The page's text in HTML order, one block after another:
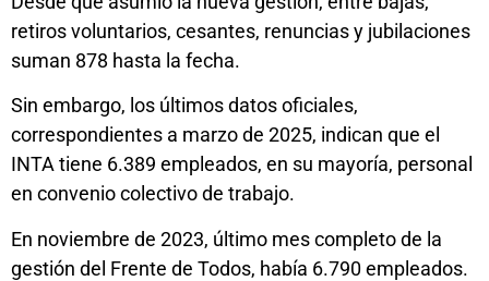
retiros voluntarios, cesantes, renuncias y jubilaciones
suman 878 hasta la fecha.
Sin embargo, los últimos datos oficiales,
correspondientes a marzo de 2025, indican que el
INTA tiene 6.389 empleados, en su mayoría, personal
en convenio colectivo de trabajo.
En noviembre de 2023, último mes completo de la
gestión del Frente de Todos, había 6.790 empleados.